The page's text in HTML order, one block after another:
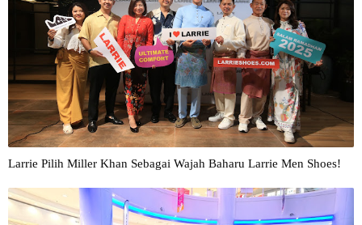
Larrie Pilih Miller Khan Sebagai Wajah Baharu Larrie Men Shoes!